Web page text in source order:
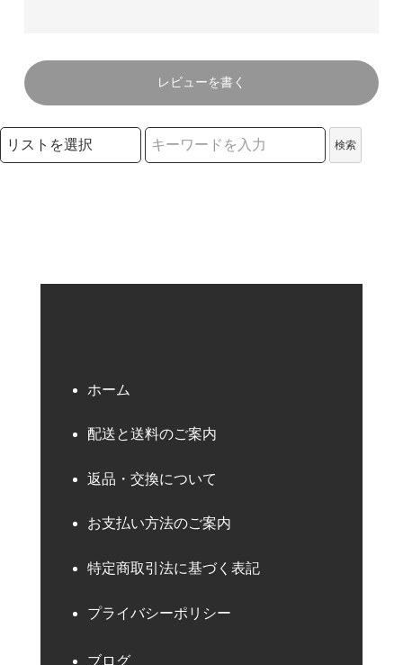
レビューを書く
検索リストの選択
検索
ホーム
配送と送料のご案内
返品・交換について
お支払い方法のご案内
特定商取引法に基づく表記
プライバシーポリシー
ブログ